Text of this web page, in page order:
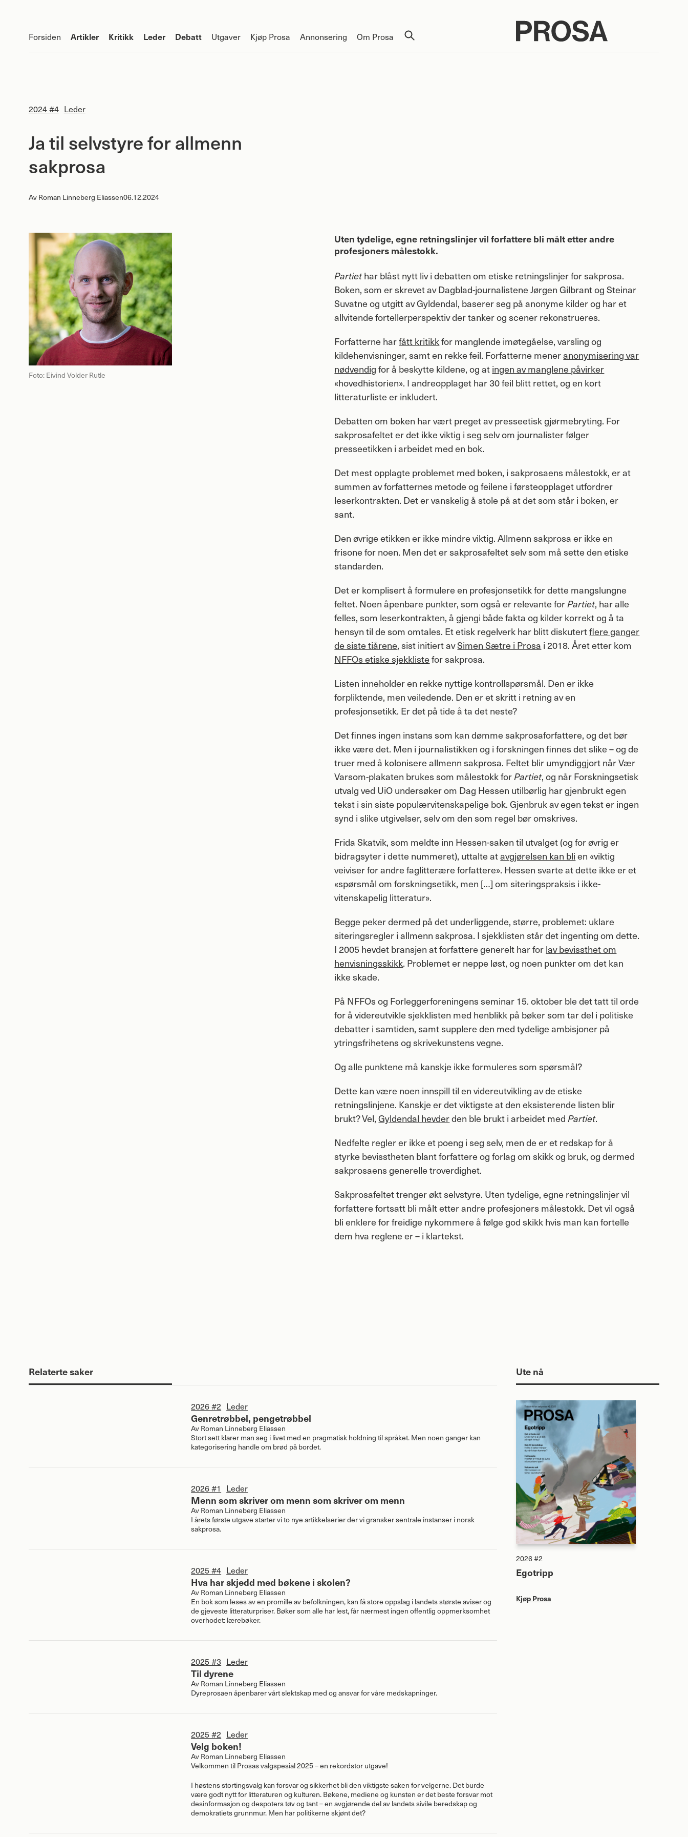
Forsiden Artikler Kritikk Leder Debatt Utgaver Kjøp Prosa Annonsering Om Prosa
2024 #4 Leder
Ja til selvstyre for allmenn
sakprosa
Av Roman Linneberg Eliassen06.12.2024
Foto: Eivind Volder Rutle
Uten tydelige, egne retningslinjer vil forfattere bli målt etter andre
profesjoners målestokk.
Partiethar blåst nytt liv i debatten om etiske retningslinjer for sakprosa.
Boken, som er skrevet av Dagblad-journalistene Jørgen Gilbrant og Steinar
Suvatne og utgitt av Gyldendal, baserer seg på anonyme kilder og har et
allvitende fortellerperspektiv der tanker og scener rekonstrueres.
Forfatterne harfått kritikkfor manglende imøtegåelse, varsling og
kildehenvisninger, samt en rekke feil. Forfatterne meneranonymisering var
nødvendig for å beskytte kildene, og at ingen av manglene påvirker
«hovedhistorien». I andreopplaget har 30 feil blitt rettet, og en kort
litteraturliste er inkludert.
Debatten om boken har vært preget av presseetisk gjørmebryting. For
sakprosafeltet er det ikke viktig i seg selv om journalister følger
presseetikken i arbeidet med en bok.
Det mest opplagte problemet med boken, i sakprosaens målestokk, er at
summen av forfatternes metode og feilene i førsteopplaget utfordrer
leserkontrakten. Det er vanskelig å stole på at det som står i boken, er
sant.
Den øvrige etikken er ikke mindre viktig. Allmenn sakprosa er ikke en
frisone for noen. Men det er sakprosafeltet selv som må sette den etiske
standarden.
Det er komplisert å formulere en profesjonsetikk for dette mangslungne
feltet. Noen åpenbare punkter, som også er relevante for Partiet, har alle
felles, som leserkontrakten, å gjengi både fakta og kilder korrekt og å ta
hensyn til de som omtales. Et etisk regelverk har blitt diskutertflere ganger
de siste tiårene, sist initiert avSimen Sætre i Prosa i 2018. Året etter kom
NFFOs etiske sjekkliste for sakprosa.
Listen inneholder en rekke nyttige kontrollspørsmål. Den er ikke
forpliktende, men veiledende. Den er et skritt i retning av en
profesjonsetikk. Er det på tide å ta det neste?
Det finnes ingen instans som kan dømme sakprosaforfattere, og det bør
ikke være det. Men i journalistikken og i forskningen finnes det slike – og de
truer med å kolonisere allmenn sakprosa. Feltet blir umyndiggjort når Vær
Varsom-plakaten brukes som målestokk for Partiet, og når Forskningsetisk
utvalg ved UiO undersøker om Dag Hessen utilbørlig har gjenbrukt egen
tekst i sin siste populærvitenskapelige bok. Gjenbruk av egen tekst er ingen
synd i slike utgivelser, selv om den som regel bør omskrives.
Frida Skatvik, som meldte inn Hessen-saken til utvalget (og for øvrig er
bidragsyter i dette nummeret), uttalte atavgjørelsen kan bli en «viktig
veiviser for andre faglitterære forfattere». Hessen svarte at dette ikke er et
«spørsmål om forskningsetikk, men […] om siteringspraksis i ikke-
vitenskapelig litteratur».
Begge peker dermed på det underliggende, større, problemet: uklare
siteringsregler i allmenn sakprosa. I sjekklisten står det ingenting om dette.
I 2005 hevdet bransjen at forfattere generelt har for lav bevissthet om
henvisningsskikk. Problemet er neppe løst, og noen punkter om det kan
ikke skade.
På NFFOs og Forleggerforeningens seminar 15. oktober ble det tatt til orde
for å videreutvikle sjekklisten med henblikk på bøker som tar del i politiske
debatter i samtiden, samt supplere den med tydelige ambisjoner på
ytringsfrihetens og skrivekunstens vegne.
Og alle punktene må kanskje ikke formuleres som spørsmål?
Dette kan være noen innspill til en videreutvikling av de etiske
retningslinjene. Kanskje er det viktigste at den eksisterende listen blir
brukt? Vel,Gyldendal hevderden ble brukt i arbeidet med Partiet.
Nedfelte regler er ikke et poeng i seg selv, men de er et redskap for å
styrke bevisstheten blant forfattere og forlag om skikk og bruk, og dermed
sakprosaens generelle troverdighet.
Sakprosafeltet trenger økt selvstyre. Uten tydelige, egne retningslinjer vil
forfattere fortsatt bli målt etter andre profesjoners målestokk. Det vil også
bli enklere for freidige nykommere å følge god skikk hvis man kan fortelle
dem hva reglene er – i klartekst.
Relaterte saker
2026 #2 Leder
Genretrøbbel, pengetrøbbel
Av Roman Linneberg Eliassen
Stort sett klarer man seg i livet med en pragmatisk holdning til språket. Men noen ganger kan
kategorisering handle om brød på bordet.
2026 #1 Leder
Menn som skriver om menn som skriver om menn
Av Roman Linneberg Eliassen
I årets første utgave starter vi to nye artikkelserier der vi gransker sentrale instanser i norsk
sakprosa.
2025 #4 Leder
Hva har skjedd med bøkene i skolen?
Av Roman Linneberg Eliassen
En bok som leses av en promille av befolkningen, kan få store oppslag i landets største aviser og
de gjeveste litteraturpriser. Bøker som alle har lest, får nærmest ingen offentlig oppmerksomhet
overhodet: lærebøker.
2025 #3 Leder
Til dyrene
Av Roman Linneberg Eliassen
Dyreprosaen åpenbarer vårt slektskap med og ansvar for våre medskapninger.
2025 #2 Leder
Velg boken!
Av Roman Linneberg Eliassen
Velkommen til Prosas valgspesial 2025 – en rekordstor utgave!
I høstens stortingsvalg kan forsvar og sikkerhet bli den viktigste saken for velgerne. Det burde
være godt nytt for litteraturen og kulturen. Bøkene, mediene og kunsten er det beste forsvar mot
desinformasjon og despoters tøv og tant – en avgjørende del av landets sivile beredskap og
demokratiets grunnmur. Men har politikerne skjønt det?
Ute nå
2026 #2
Egotripp
Kjøp Prosa